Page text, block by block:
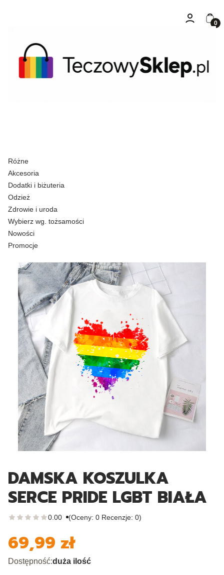
Zaloguj się
Różne
Akcesoria
Dodatki i biżuteria
Odzież
Zdrowie i uroda
Wybierz wg. tożsamości
Nowości
Promocje
DAMSKA KOSZULKA
SERCE PRIDE LGBT BIAŁA
0.00 (Oceny: 0 Recenzje: 0)
Cena
69,99 zł
Dostępność:duża ilość